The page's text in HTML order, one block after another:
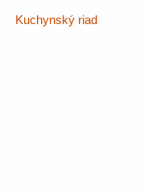
Kuchynský riad